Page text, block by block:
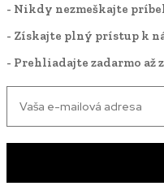
- Nikdy nezmeškajte
- Získajte plný prístup k
- Prehliadajte zadarmo až